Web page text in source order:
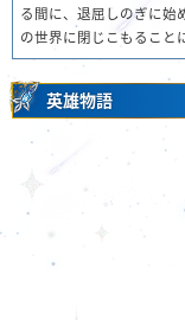
る間に、退屈しのぎに始
の世界に閉じこもること
英雄物語